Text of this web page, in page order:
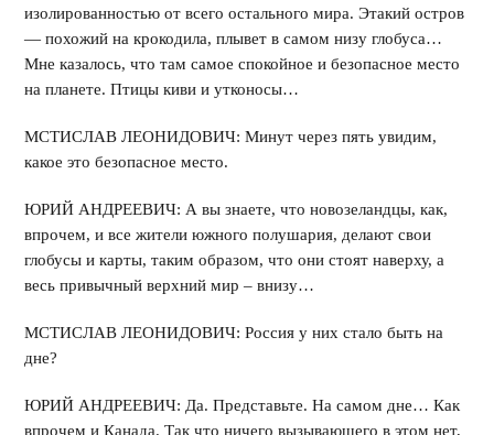
изолированностью от всего остального мира. Этакий остров
— похожий на крокодила, плывет в самом низу глобуса…
Мне казалось, что там самое спокойное и безопасное место
на планете. Птицы киви и утконосы…
МСТИСЛАВ ЛЕОНИДОВИЧ: Минут через пять увидим,
какое это безопасное место.
ЮРИЙ АНДРЕЕВИЧ: А вы знаете, что новозеландцы, как,
впрочем, и все жители южного полушария, делают свои
глобусы и карты, таким образом, что они стоят наверху, а
весь привычный верхний мир – внизу…
МСТИСЛАВ ЛЕОНИДОВИЧ: Россия у них стало быть на
дне?
ЮРИЙ АНДРЕЕВИЧ: Да. Представьте. На самом дне… Как
впрочем и Канада. Так что ничего вызывающего в этом нет,